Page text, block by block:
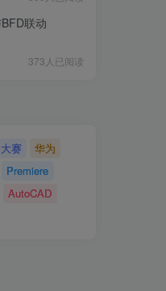
联动
373人已阅读
大赛
华为
Premiere
AutoCAD